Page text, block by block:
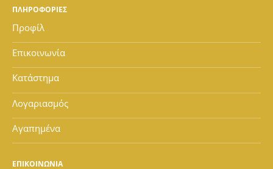
ΠΛΗΡΟΦΟΡΙΕΣ
Προφίλ
Επικοινωνία
Κατάστημα
Λογαριασμός
Αγαπημένα
ΕΠΙΚΟΙΝΩΝΙΑ